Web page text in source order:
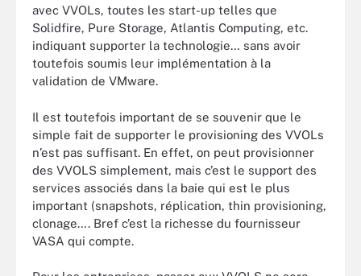
avec VVOLs, toutes les start-up telles que
Solidfire, Pure Storage, Atlantis Computing, etc.
indiquant supporter la technologie… sans avoir
toutefois soumis leur implémentation à la
validation de VMware.
Il est toutefois important de se souvenir que le
simple fait de supporter le provisioning des VVOLs
n’est pas suffisant. En effet, on peut provisionner
des VVOLS simplement, mais c’est le support des
services associés dans la baie qui est le plus
important (snapshots, réplication, thin provisioning,
clonage…. Bref c’est la richesse du fournisseur
VASA qui compte.